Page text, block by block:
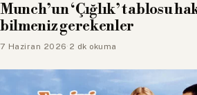
Munch’un ‘Çığlık’ tablosu
bilmeniz gerekenler
7 Haziran 2026· 2 dk okuma